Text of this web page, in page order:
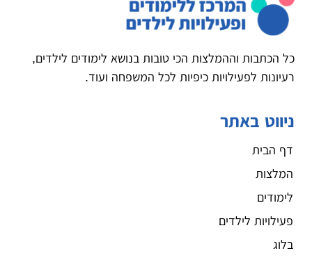
כל הכתבות וההמלצות הכי טובות בנושא לימודים לילדים,
רעיונות לפעילויות כיפיות לכל המשפחה ועוד.
ניווט באתר
דף הבית
המלצות
לימודים
פעילויות לילדים
בלוג